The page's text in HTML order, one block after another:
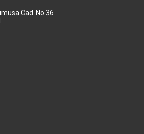
Cad. No.36